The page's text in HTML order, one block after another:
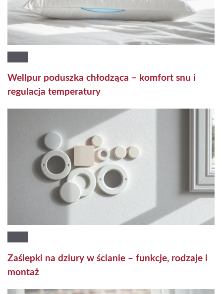
Wellpur poduszka chłodząca – komfort snu i
regulacja temperatury
Zaślepki na dziury w ścianie – funkcje, rodzaje i
montaż